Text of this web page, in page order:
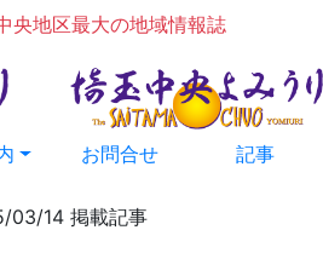
央地区最大の地域情報誌
お問合せ 記事
03/14 掲載記事